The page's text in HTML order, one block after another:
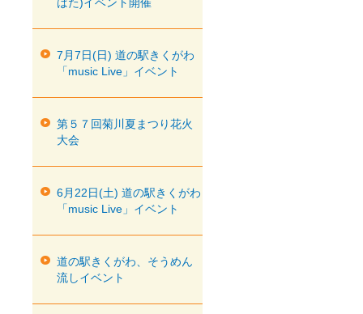
7月7日(日) 道の駅きくがわ
「music Live」イベント
第５７回菊川夏まつり花火
大会
6月22日(土) 道の駅きくがわ
「music Live」イベント
道の駅きくがわ、そうめん
流しイベント